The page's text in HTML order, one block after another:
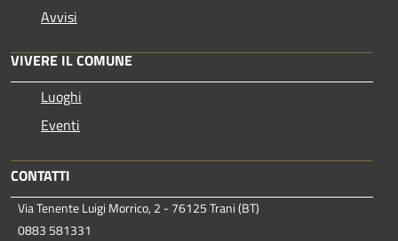
Avvisi
VIVERE IL COMUNE
Luoghi
Eventi
CONTATTI
Via Tenente Luigi Morrico, 2 - 76125 Trani (BT)
0883 581331